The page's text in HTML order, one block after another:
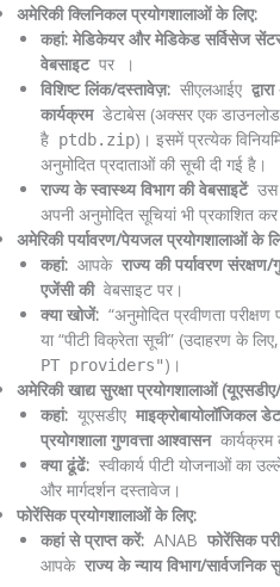
अमेरिकी क्लिनिकल प्रयोगशालाओं के लिए:
कहां:मेडिकेयर और मेडिकेड सर्विसेज
वेबसाइटपर ।
विशिष्ट लिंक/दस्तावेज़: सीएलआईए
कार्यक्रमडेटाबेस (अक्सर एक डाउनलोड
है ptdb.zip)। इसमें प्रत्येक
अनुमोदित प्रदाताओं की सूची दी गई है।
राज्य के स्वास्थ्य विभाग की वेबसाइटेंउस
अपनी अनुमोदित सूचियां भी प्रकाशित
अमेरिकी पर्यावरण/पेयजल प्रयोगशालाओं के
कहां: आपकेराज्य की पर्यावरण संरक्षण/
एजेंसी कीवेबसाइट पर।
क्या खोजें: “अनुमोदित प्रवीणता
या “पीटी विक्रेता सूची” (उदाहरण के
PT providers")।
अमेरिकी खाद्य सुरक्षा प्रयोगशालाओं
कहां: यूएसडीएमाइक्रोबायोलॉजिकल
प्रयोगशाला गुणवत्ता आश्वासनकार्यक्रम
क्या ढूंढें: स्वीकार्य पीटी योजनाओं का
और मार्गदर्शन दस्तावेज।
फोरेंसिक प्रयोगशालाओं के लिए:
कहां से प्राप्त करें: ANABफोरेंसिक
आपकेराज्य के न्याय विभाग/सार्वजनिक